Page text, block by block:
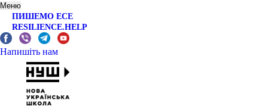
Меню
ПИШЕМО ЕСЕ
RESILIENCE.HELP
Напишіть нам